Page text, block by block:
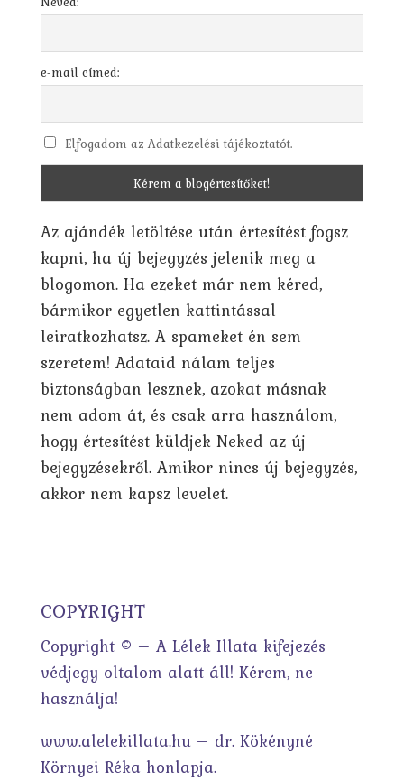
e-mail címed:
Elfogadom az Adatkezelési tájékoztatót.
Az ajándék letöltése után értesítést fogsz
kapni, ha új bejegyzés jelenik meg a
blogomon. Ha ezeket már nem kéred,
bármikor egyetlen kattintással
leiratkozhatsz. A spameket én sem
szeretem! Adataid nálam teljes
biztonságban lesznek, azokat másnak
nem adom át, és csak arra használom,
hogy értesítést küldjek Neked az új
bejegyzésekről. Amikor nincs új bejegyzés,
akkor nem kapsz levelet.
COPYRIGHT
Copyright © – A Lélek Illata kifejezés
védjegy oltalom alatt áll! Kérem, ne
használja!
www.alelekillata.hu – dr. Kökényné
Környei Réka honlapja.